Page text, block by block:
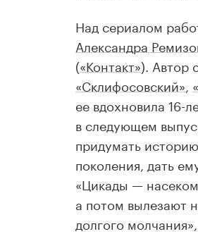
Над сериалом
Александра
(«Контакт»). Автор
«Склифосовский»
ее вдохновила 16-
в следующем
придумать
поколения, дать
«Цикады —
а потом вылезают
долгого